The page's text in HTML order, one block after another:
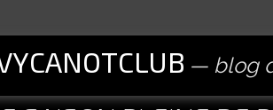
blog